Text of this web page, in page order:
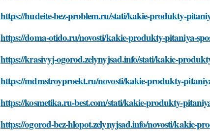
https://hudeite-bez-problem.ru/stati/kakie-produkty-
https://doma-otido.ru/novosti/kakie-produkty-pitaniya-
https://krasivyj-ogorod.zelynyjsad.info/stati/kakie-
https://mdmstroyproekt.ru/novosti/kakie-produkty-
https://kosmetika.ru-best.com/stati/kakie-produkty-
https://ogorod-bez-hlopot.zelynyjsad.info/novosti/kakie-